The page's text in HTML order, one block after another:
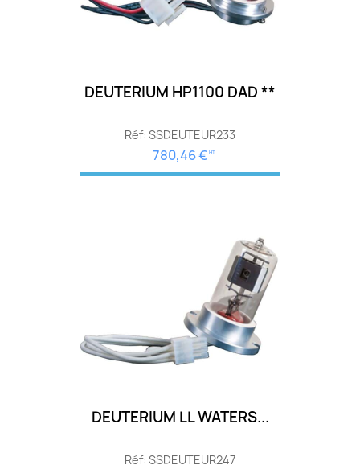
DEUTERIUM HP1100 DAD **
Réf: SSDEUTEUR233
780,46 € HT
DEUTERIUM LL WATERS...
Réf: SSDEUTEUR247